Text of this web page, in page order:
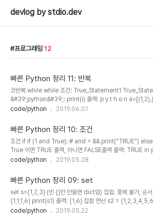
devlog by stdio.dev
프로그래밍 12
빠른 Python 정리 11: 반복
코반복 while while 조건: True_Statement1
&#39;python&#39;: print(i) 출력: p y t h o n
print(i+j) for i in a: print(i) 출력: 3 7 11 (1, 2) (3, 4)
있지 않으므로 list나 tuple로 변환) print("반복 횟수?") n
range(n): print(&#39;안녕!&#3..
code/python 2019.06.01
빠른 Python 정리 10: 조건
조건 if if (1 and True): # and = && print("TRUE")
True 이면 TRUE 출력, 아니면 FALSE출력 출력: TRUE
&#39;python&#39;) -> True (&#39;python&#39;이라
&#39;python&#39;) -> True (&#39;python&#39;이라
&#39;java&#39;라는 문자열은 없음) for i in
code/python 2019.05.28
빠른 Python 정리 09: set
set s={1,2,3} (빈 {}만 만들면 dict임) 집합. 중복 불가, 순서
{1,1,1,6} print(s1) 출력: {1,6} 집합 연산 s2 =
집합 s2 & s3 OR s2.intersection(s3)-> {5,6} 합집합
code/python 2019.05.22